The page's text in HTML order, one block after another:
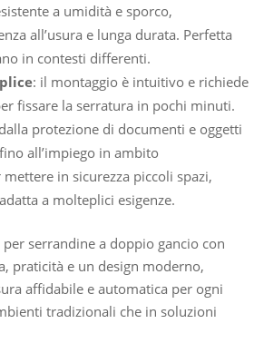
a umidità e sporco,
all’usura e lunga durata. Perfetta
in contesti differenti.
: il montaggio è intuitivo e richiede
fissare la serratura in pochi minuti.
protezione di documenti e oggetti
all’impiego in ambito
in sicurezza piccoli spazi,
a molteplici esigenze.
serrandine a doppio gancio con
praticità e un design moderno,
affidabile e automatica per ogni
tradizionali che in soluzioni